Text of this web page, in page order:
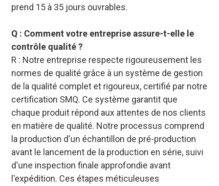
prend 15 à 35 jours ouvrables.
Q : Comment votre entreprise assure-t-elle le
contrôle qualité ?
R : Notre entreprise respecte rigoureusement les
normes de qualité grâce à un système de gestion
de la qualité complet et rigoureux, certifié par notre
certification SMQ. Ce système garantit que
chaque produit répond aux attentes de nos clients
en matière de qualité. Notre processus comprend
la production d'un échantillon de pré-production
avant le lancement de la production en série, suivi
d'une inspection finale approfondie avant
l'expédition. Ces étapes méticuleuses